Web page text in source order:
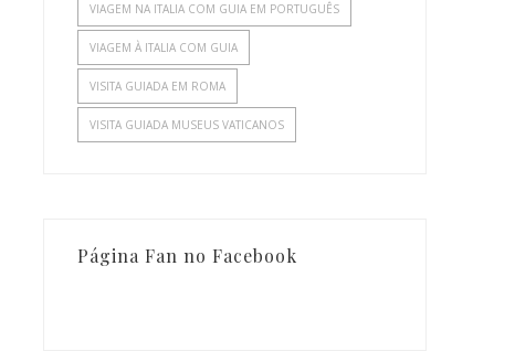
VIAGEM NA ITALIA COM GUIA EM PORTUGUÊS
VIAGEM À ITALIA COM GUIA
VISITA GUIADA EM ROMA
VISITA GUIADA MUSEUS VATICANOS
Página Fan no Facebook